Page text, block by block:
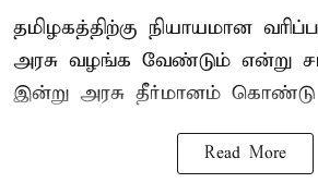
தமிழகத்திற்கு நியாயமான
அரசு வழங்க வேண்டும் என்று
இன்று அரசு தீர்மானம் கொண்டு
Read More